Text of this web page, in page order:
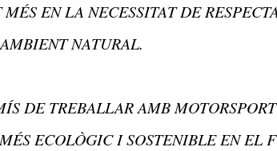
EN LA NECESSITAT DE
AMBIENT NATURAL.
DE TREBALLAR AMB
ECOLÒGIC I SOSTENIBLE EN EL